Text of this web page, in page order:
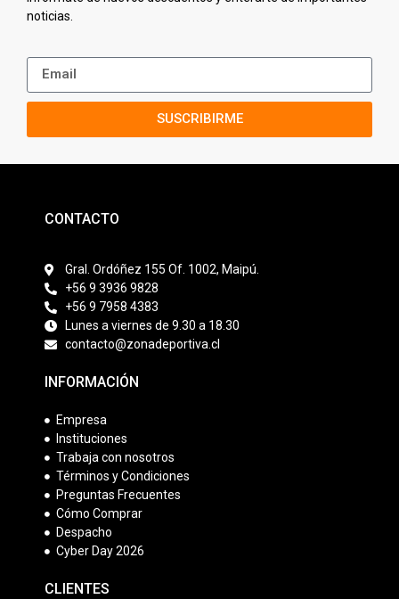
noticias.
SUSCRIBIRME
CONTACTO
Gral. Ordóñez 155 Of. 1002, Maipú.
+56 9 3936 9828
+56 9 7958 4383
Lunes a viernes de 9.30 a 18.30
contacto@zonadeportiva.cl
INFORMACIÓN
Empresa
Instituciones
Trabaja con nosotros
Términos y Condiciones
Preguntas Frecuentes
Cómo Comprar
Despacho
Cyber Day 2026
CLIENTES